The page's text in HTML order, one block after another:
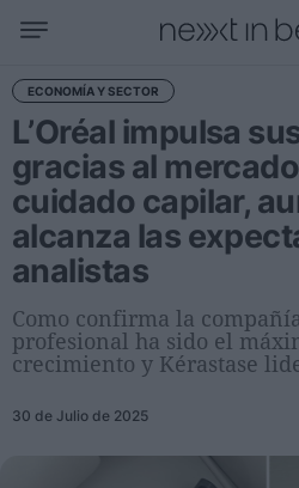
Negocio
Editorial
Actualidad
Economía y sector
Nombramientos
Entrevistas a directivos
Tendencias
Internacional
Innovación
Ciencia y tecnología
ECONOMÍA Y SECTOR
L’Oréal impulsa
gracias al
cuidado capilar,
alcanza las
analistas
Como confirma la
profesional ha sido el
crecimiento y Kérastase
30 de Julio de 2025